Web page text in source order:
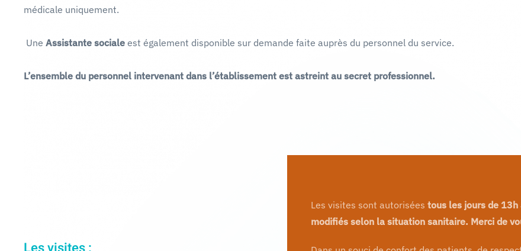
médicale uniquement.
Une Assistante sociale est également disponible sur demande faite auprès du personnel du service.
L’ensemble du personnel intervenant dans l’établissement est astreint au secret professionnel.
Les visites sont autorisées tous les jours de 13h
modifiés selon la situation sanitaire. Merci de